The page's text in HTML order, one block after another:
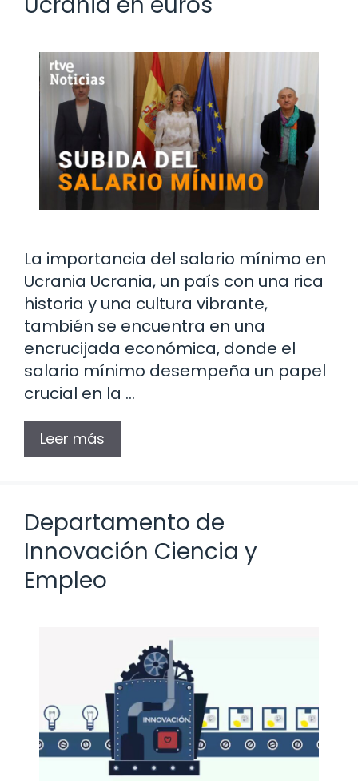
La importancia del salario mínimo en
Ucrania Ucrania, un país con una rica
historia y una cultura vibrante,
también se encuentra en una
encrucijada económica, donde el
salario mínimo desempeña un papel
crucial en la …
Leer más
Departamento de
Innovación Ciencia y
Empleo